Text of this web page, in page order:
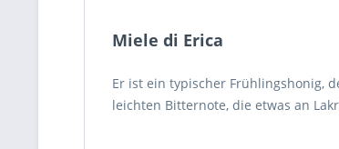
Miele di Erica
Er ist ein typischer Frühlingshonig,
leichten Bitternote, die etwas an